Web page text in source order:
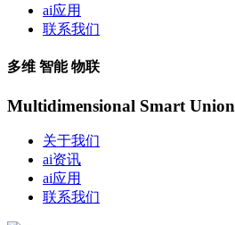
ai应用
联系我们
多维 智能 物联
Multidimensional Smart Union
关于我们
ai资讯
ai应用
联系我们